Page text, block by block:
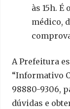
às 15h.
médico,
A Prefeitura
“Informativo
98880-9306,
dúvidas e